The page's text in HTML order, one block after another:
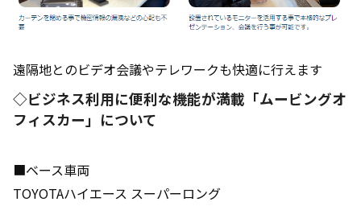
遠隔地とのビデオ会議やテレワークも快適に行えます
◇ビジネス利用に便利な機能が満載「ムービングオ
フィスカー」について
■ベース車両
TOYOTAハイエース スーパーロング